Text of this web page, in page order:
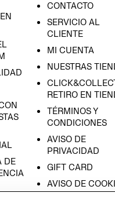
DE
CONTACTO
SERVICIO AL
CLIENTE
MI CUENTA
NUESTRAS
RETIRO EN
TÉRMINOS Y
CONDICIONES
AVISO DE
PRIVACIDAD
GIFT CARD
AVISO DE